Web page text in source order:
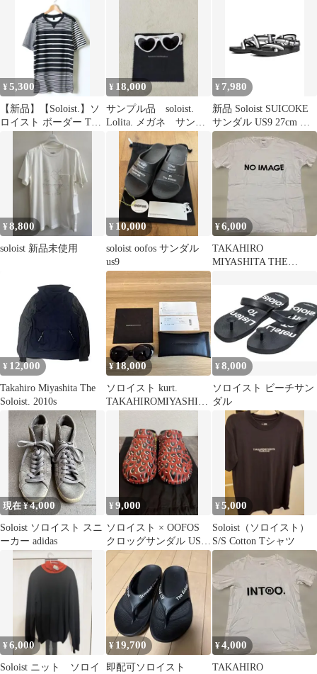
¥5,300
【新品】【Soloist.】ソ
ロイスト ボーダー Tシ
ャツ 50 黒白
¥ 18,000
サンプル品 soloist.
Lolita. メガネ サング
¥ 7,980
新品 Soloist SUICOKE
サンダル US9 27cm ソ
ロイスト
¥8,800
soloist 新品未使用
¥ 10,000
soloist oofos サンダル
us9
¥6,000
TAKAHIRO
MIYASHITA THE
¥ 12,000
Takahiro Miyashita The
Soloist. 2010s
¥18,000
ソロイスト kurt.
TAKAHIROMIYASHITA
¥8,000
ソロイスト ビーチサン
ダル
現在 ¥4,000
Soloist ソロイスト スニ
ーカー adidas
¥9,000
ソロイスト × OOFOS
クロッグサンダル US10
レオパード レッド
¥5,000
Soloist（ソロイスト）
S/S Cotton Tシャツ
¥6,000
Soloist ニット ソロイ
¥ 19,700
即配可ソロイスト
¥4,000
TAKAHIRO